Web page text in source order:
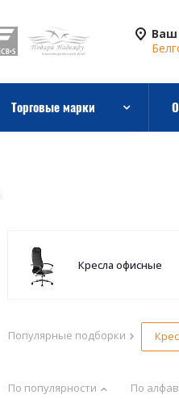
Ваш
Торговые марки
Кресла офисные
Популярные подборки
По популярности По